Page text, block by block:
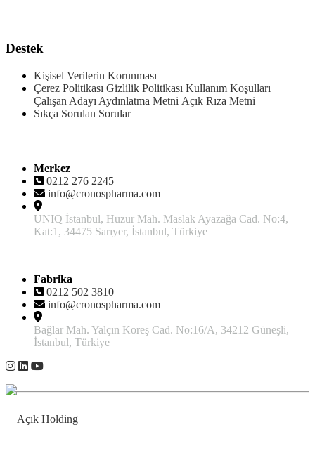
Destek
Kişisel Verilerin Korunması
Çerez Politikası Gizlilik Politikası Kullanım Koşulları
Çalışan Adayı Aydınlatma Metni Açık Rıza Metni
Sıkça Sorulan Sorular
Merkez
0212 276 2245
info@cronospharma.com
UNIQ İstanbul, Huzur Mah. Maslak Ayazağa Cad. No:4,
Kat:1, 34475 Sarıyer, İstanbul, Türkiye
Fabrika
0212 502 3810
info@cronospharma.com
Bağlar Mah. Yalçın Koreş Cad. No:16/A, 34212 Güneşli,
İstanbul, Türkiye